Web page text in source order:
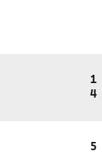
1
4
5